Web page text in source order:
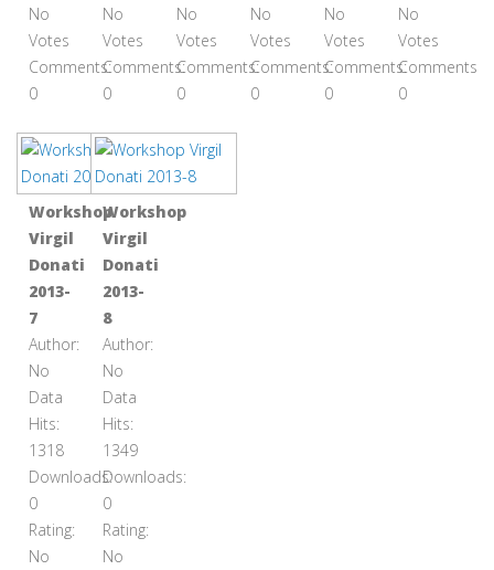
No
Votes
Comments:
0
No
Votes
Comments:
0
No
Votes
Comments:
0
No
Votes
Comments:
0
No
Votes
Comments:
0
No
Votes
Comments:
0
Workshop
Virgil
Donati
2013-
7
Author:
No
Data
Hits:
1318
Downloads:
0
Rating:
No
Workshop
Virgil
Donati
2013-
8
Author:
No
Data
Hits:
1349
Downloads:
0
Rating:
No